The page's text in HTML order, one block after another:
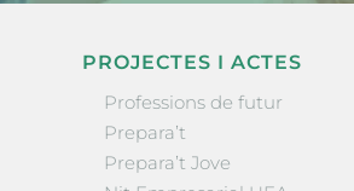
PROJECTES I ACTES
Professions de futur
Prepara’t
Prepara’t Jove